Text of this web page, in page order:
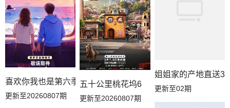
20260616解锁中加更 20260614花絮
20260612万事屋加更 20260611下
20260607花絮
20260607补给站加更 20260605居民采访
喜欢你我也是第六季
更新至20260807期
五十公里桃花坞6
更新至20260807期
姐姐家的产地直送3
更新至02期